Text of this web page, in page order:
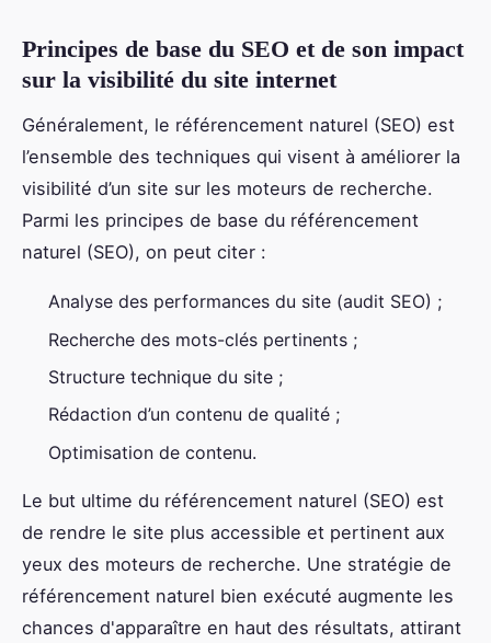
Principes de base du SEO et de son impact
sur la visibilité du site internet
Généralement, le référencement naturel (SEO) est
l’ensemble des techniques qui visent à améliorer la
visibilité d’un site sur les moteurs de recherche.
Parmi les principes de base du référencement
naturel (SEO), on peut citer :
Analyse des performances du site (audit SEO) ;
Recherche des mots-clés pertinents ;
Structure technique du site ;
Rédaction d’un contenu de qualité ;
Optimisation de contenu.
Le but ultime du référencement naturel (SEO) est
de rendre le site plus accessible et pertinent aux
yeux des moteurs de recherche. Une stratégie de
référencement naturel bien exécuté augmente les
chances d'apparaître en haut des résultats, attirant